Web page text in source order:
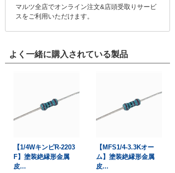
マルツ全店でオンライン注文&店頭受取りサービ
スをご利用いただけます。
よく一緒に購入されている製品
【1/4WキンピR-2203
F】塗装絶縁形金属
皮...
【MFS1/4-3.3Kオー
ム】塗装絶縁形金属
皮...